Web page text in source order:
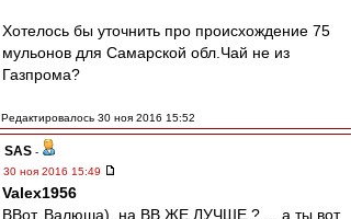
Хотелось бы уточнить про происхождение 75
мульонов для Самарской обл.Чай не из
Газпрома?
Редактировалось 30 ноя 2016 15:52
SAS -
30 ноя 2016 15:49
Valex1956
ВВот, Валюша), на ВВ ЖЕ ЛУЧШЕ ? ... а ты вот